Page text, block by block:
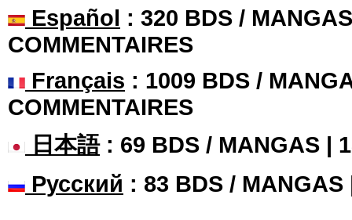
Español : 320 BDS /
COMMENTAIRES
Français : 1009 BDS /
COMMENTAIRES
日本語: 69 BDS / MANGAS |
Русский : 83 BDS / MANGAS